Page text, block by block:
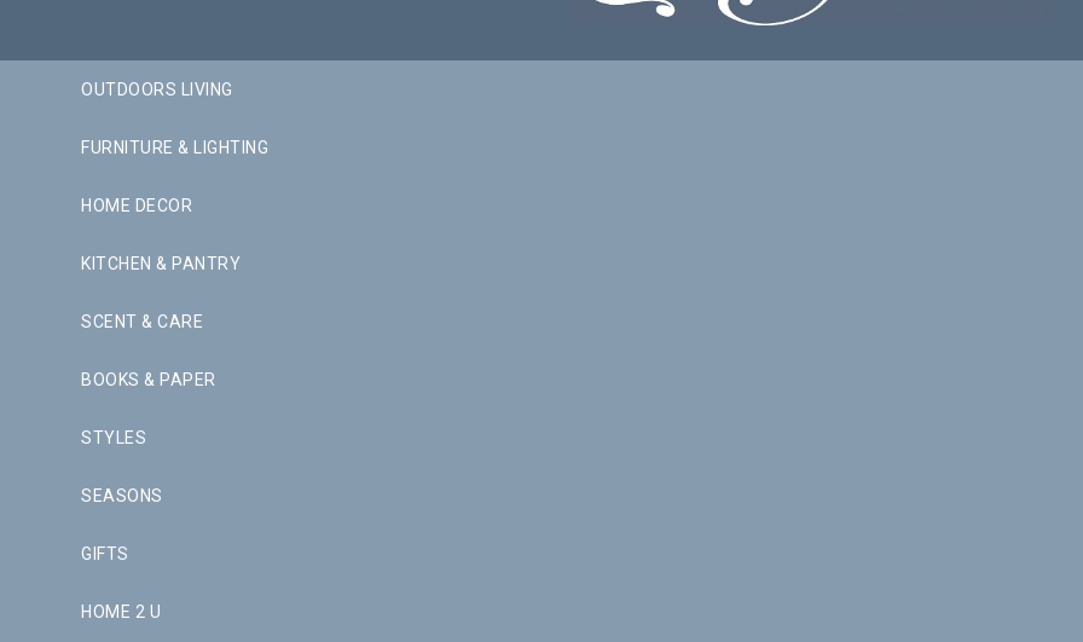
OUTDOORS LIVING
FURNITURE & LIGHTING
HOME DECOR
KITCHEN & PANTRY
SCENT & CARE
BOOKS & PAPER
STYLES
SEASONS
GIFTS
HOME 2 U